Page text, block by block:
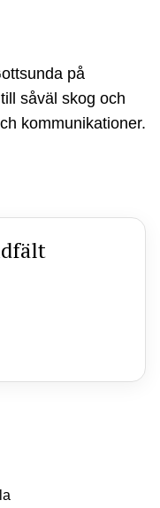
på
såväl skog och
kommunikationer.